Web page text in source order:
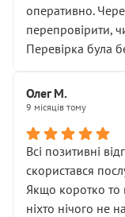
оперативно.
перепровірити,
Перевірка була
Олег М.
9 місяців тому
Всі позитивні
скористався
Якщо коротко то
ніхто нічого не